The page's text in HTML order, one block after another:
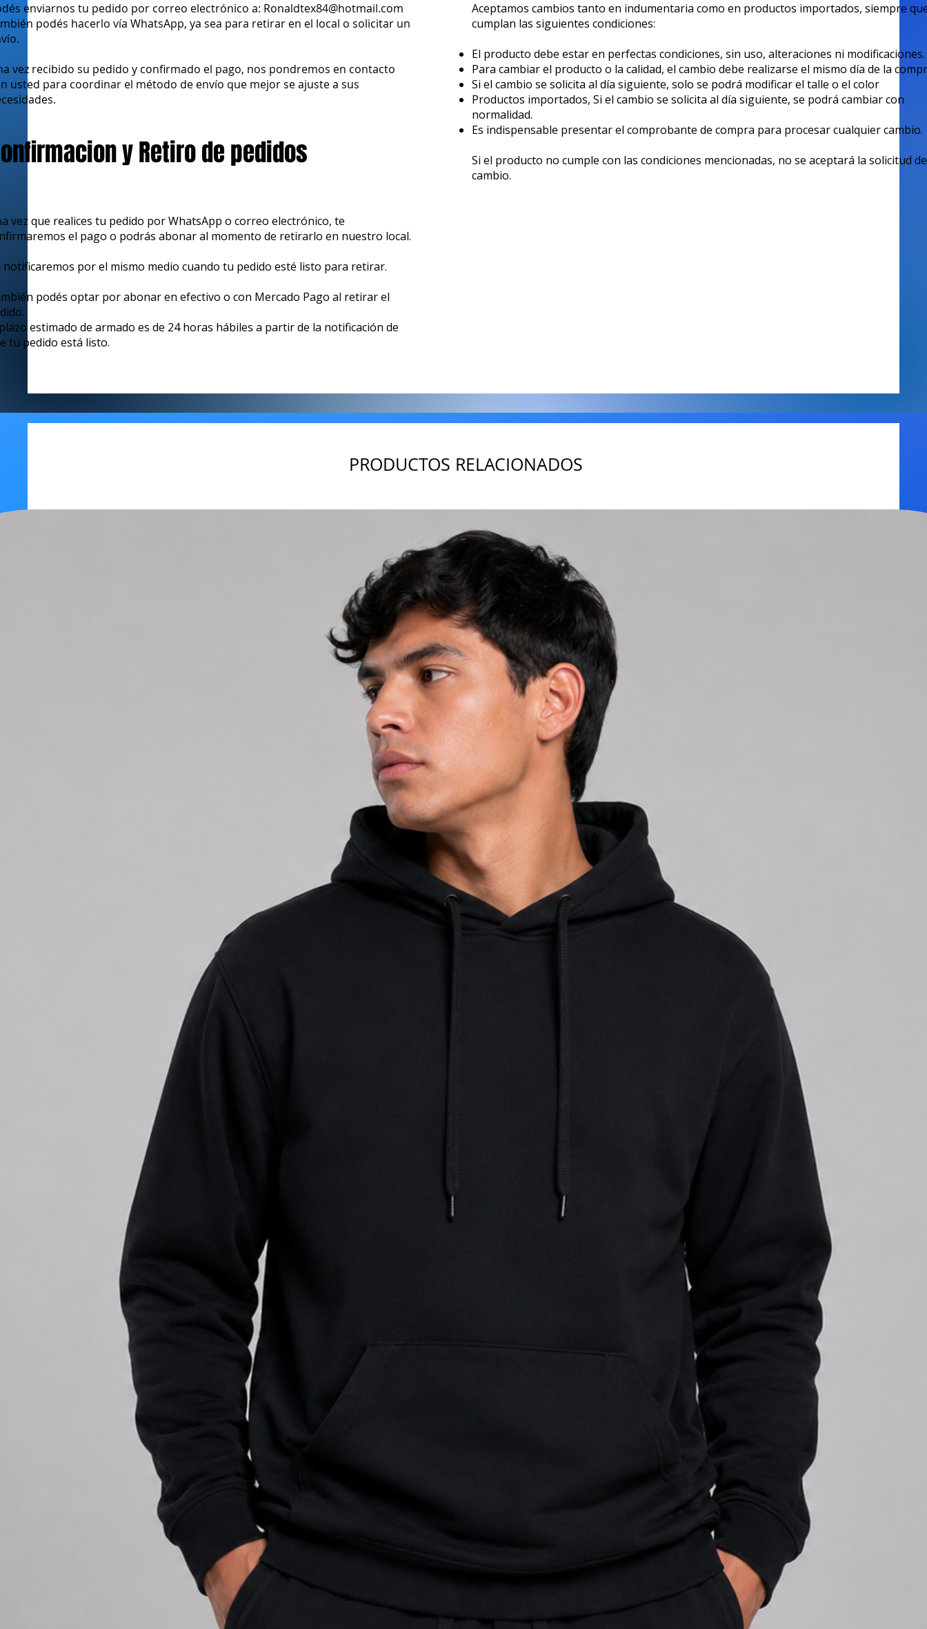
enviarnos tu pedido por correo electrónico a: Ronaldtex84@hotmail.com
podés hacerlo vía WhatsApp, ya sea para retirar en el local o solicitar un
vez recibido su pedido y confirmado el pago, nos pondremos en contacto
usted para coordinar el método de envío que mejor se ajuste a sus
y Retiro de pedidos
vez que realices tu pedido por WhatsApp o correo electrónico, te
el pago o podrás abonar al momento de retirarlo en nuestro local.
notificaremos por el mismo medio cuando tu pedido esté listo para retirar.
podés optar por abonar en efectivo o con Mercado Pago al retirar el
estimado de armado es de 24 horas hábiles a partir de la notificación de
tu pedido está listo.
Aceptamos cambios tanto en indumentaria como en productos importados, siempre
cumplan las siguientes condiciones:
El producto debe estar en perfectas condiciones, sin uso, alteraciones ni modificaciones.
Para cambiar el producto o la calidad, el cambio debe realizarse el mismo día de la
Si el cambio se solicita al día siguiente, solo se podrá modificar el talle o el color
Productos importados, Si el cambio se solicita al día siguiente, se podrá cambiar con
normalidad.
Es indispensable presentar el comprobante de compra para procesar cualquier cambio.
Si el producto no cumple con las condiciones mencionadas, no se aceptará la solicitud de
cambio.
PRODUCTOS RELACIONADOS